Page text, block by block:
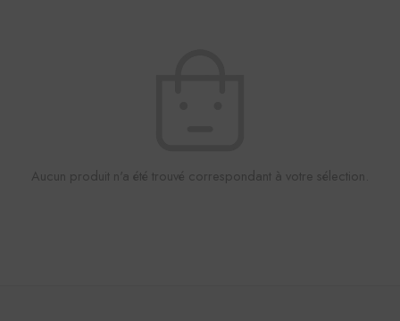
Aucun produit n'a été trouvé correspondant à votre sélection.